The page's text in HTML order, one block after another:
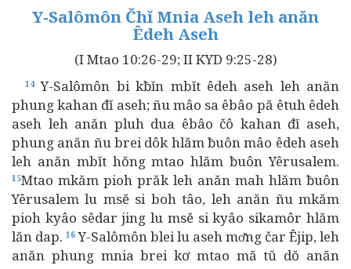
Y-Salômôn Čhĭ Mnia Aseh leh anăn
Êdeh Aseh
(I Mtao 10:26-29; II KYD 9:25-28)
14Y-Salômôn bi kƀĭn mbĭt êdeh aseh leh anăn
phung kahan đĭ aseh; ñu mâo sa êbâo pă êtuh êdeh
aseh leh anăn pluh dua êbâo čô kahan đĭ aseh,
phung anăn ñu brei dôk hlăm ƀuôn mâo êdeh aseh
leh anăn mbĭt hŏng mtao hlăm ƀuôn Yêrusalem.
15Mtao mkăm pioh prăk leh anăn mah hlăm ƀuôn
Yêrusalem lu msĕ si boh tâo, leh anăn ñu mkăm
pioh kyâo sêdar jing lu msĕ si kyâo sikamôr hlăm
lăn dap. 16 Y-Salômôn blei lu aseh mơ̆ng čar Êjip, leh
anăn phung mnia brei kơ mtao mă tŭ dŏ anăn